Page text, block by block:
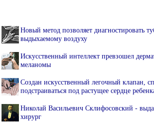
Новый метод позволяет диагностировать
выдыхаемому воздуху
Искусственный интеллект превзошел
меланомы
Создан искусственный легочный клапан,
подстраиваться под растущее сердце
Николай Васильевич Склифосовский -
хирург